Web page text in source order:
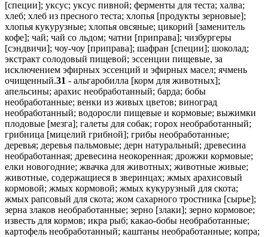
[специи]; уксус; уксус пивной; ферменты для теста; халва;
хлеб; хлеб из пресного теста; хлопья [продукты зерновые];
хлопья кукурузные; хлопья овсяные; цикорий [заменитель
кофе]; чай; чай со льдом; чатни [приправа]; чизбургеры
[сэндвичи]; чоу-чоу [приправа]; шафран [специи]; шоколад;
экстракт солодовый пищевой; эссенции пищевые, за
исключением эфирных эссенций и эфирных масел; ячмень
очищенный.31 - альгаробилла [корм для животных];
апельсины; арахис необработанный; барда; бобы
необработанные; венки из живых цветов; виноград
необработанный; водоросли пищевые и кормовые; выжимки
плодовые [мезга]; галеты для собак; горох необработанный;
грибница [мицелий грибной]; грибы необработанные;
деревья; деревья пальмовые; дерн натуральный; древесина
необработанная; древесина неокоренная; дрожжи кормовые;
елки новогодние; жвачка для животных; животные живые;
животные, содержащиеся в зверинцах; жмых арахисовый
кормовой; жмых кормовой; жмых кукурузный для скота;
жмых рапсовый для скота; жом сахарного тростника [сырье];
зерна злаков необработанные; зерно [злаки]; зерно кормовое;
известь для кормов; икра рыб; какао-бобы необработанные;
картофель необработанный; каштаны необработанные; копра;